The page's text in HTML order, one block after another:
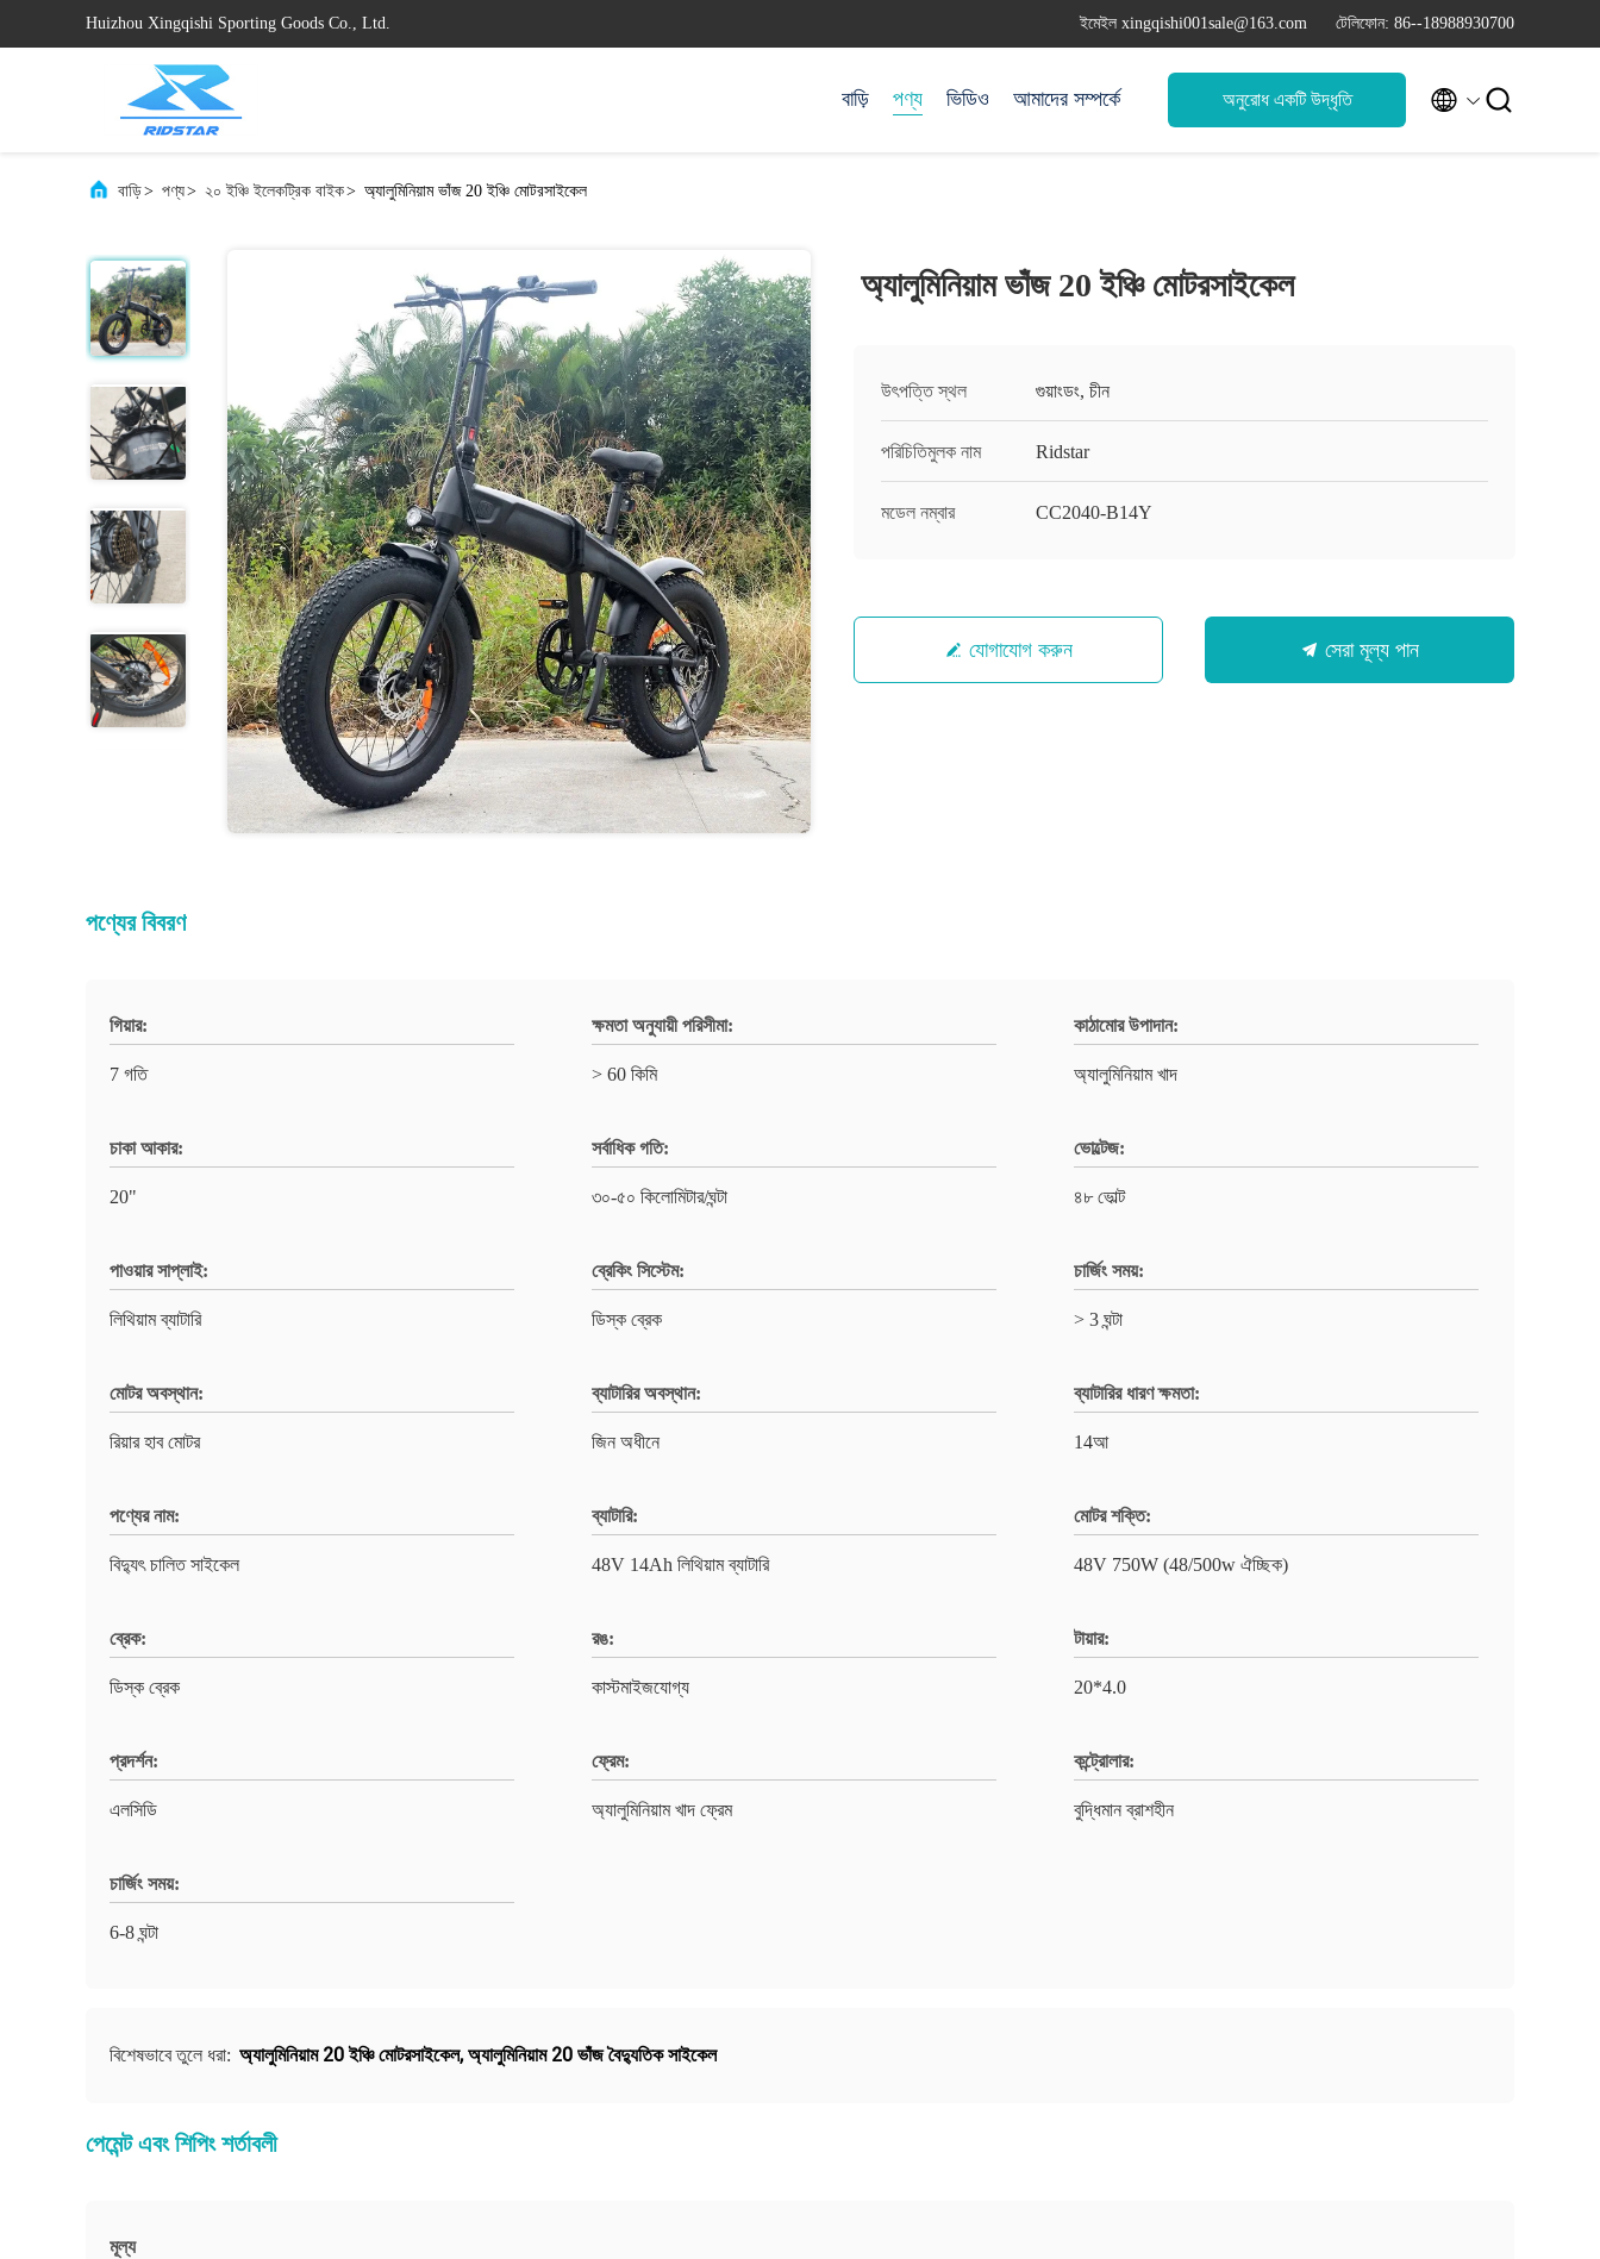
Huizhou Xingqishi Sporting Goods Co., Ltd. ইমেইল xingqishi001sale@163.com টেলিফোন: 86--18988930700
বাড়ি পণ্য ভিডিও আমাদের সম্পর্কে অনুরোধ একটি উদ্ধৃতি  
বাড়ি> পণ্য> ২০ ইঞ্চি ইলেকট্রিক বাইক> অ্যালুমিনিয়াম ভাঁজ 20 ইঞ্চি মোটরসাইকেল
অ্যালুমিনিয়াম ভাঁজ 20 ইঞ্চি মোটরসাইকেল
উৎপত্তি স্থল গুয়াংডং, চীন
পরিচিতিমুলক নাম Ridstar
মডেল নম্বার CC2040-B14Y
যোগাযোগ করুন সেরা মূল্য পান
পণ্যের বিবরণ
গিয়ার:
7 গতি
ক্ষমতা অনুযায়ী পরিসীমা:
> 60 কিমি
কাঠামোর উপাদান:
অ্যালুমিনিয়াম খাদ
চাকা আকার:
20"
সর্বাধিক গতি:
৩০-৫০ কিলোমিটার/ঘন্টা
ভোল্টেজ:
৪৮ ভোল্ট
পাওয়ার সাপ্লাই:
লিথিয়াম ব্যাটারি
ব্রেকিং সিস্টেম:
ডিস্ক ব্রেক
চার্জিং সময়:
> 3 ঘন্টা
মোটর অবস্থান:
রিয়ার হাব মোটর
ব্যাটারির অবস্থান:
জিন অধীনে
ব্যাটারির ধারণ ক্ষমতা:
14আ
পণ্যের নাম:
বিদ্যুৎ চালিত সাইকেল
ব্যাটারি:
48V 14Ah লিথিয়াম ব্যাটারি
মোটর শক্তি:
48V 750W (48/500w ঐচ্ছিক)
ব্রেক:
ডিস্ক ব্রেক
রঙ:
কাস্টমাইজযোগ্য
টায়ার:
20*4.0
প্রদর্শন:
এলসিডি
ফ্রেম:
অ্যালুমিনিয়াম খাদ ফ্রেম
কন্ট্রোলার:
বুদ্ধিমান ব্রাশহীন
চার্জিং সময়:
6-8 ঘন্টা
বিশেষভাবে তুলে ধরা: অ্যালুমিনিয়াম 20 ইঞ্চি মোটরসাইকেল,অ্যালুমিনিয়াম 20 ভাঁজ বৈদ্যুতিক সাইকেল
পেমেন্ট এবং শিপিং শর্তাবলী
মূল্য